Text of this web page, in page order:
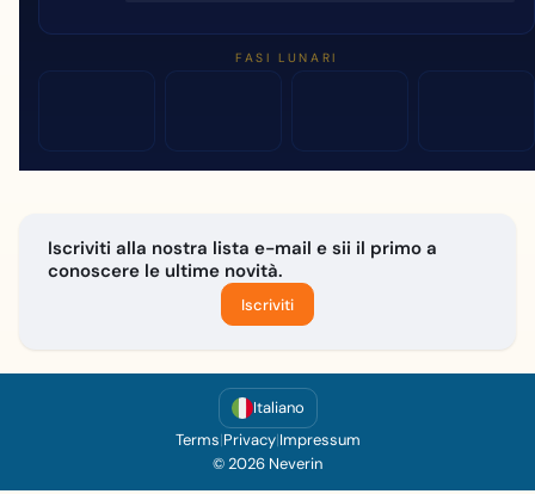
FASI LUNARI
Iscriviti alla nostra lista e-mail e sii il primo a
conoscere le ultime novità.
Iscriviti
Italiano
Terms|Privacy|Impressum
© 2026 Neverin